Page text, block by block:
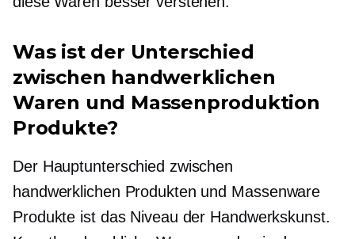
Was ist der Unterschied
zwischen handwerklichen
Waren und Massenproduktion
Produkte?
Der Hauptunterschied zwischen
handwerklichen Produkten und Massenware
Produkte ist das Niveau der Handwerkskunst.